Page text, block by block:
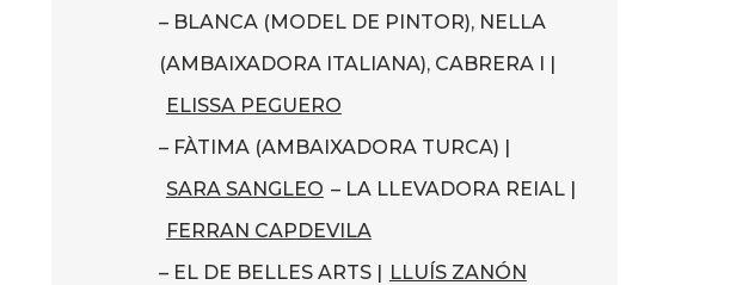
– BLANCA (MODEL DE PINTOR), NELLA
(AMBAIXADORA ITALIANA), CABRERA I |
ELISSA PEGUERO
– FÀTIMA (AMBAIXADORA TURCA) |
SARA SANGLEO – LA LLEVADORA REIAL |
FERRAN CAPDEVILA
– EL DE BELLES ARTS | LLUÍS ZANÓN